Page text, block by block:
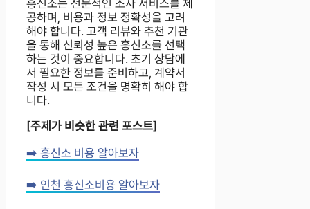
흥신소는 전문적인 조사 서비스를 제
공하며, 비용과 정보 정확성을 고려
해야 합니다. 고객 리뷰와 추천 기관
을 통해 신뢰성 높은 흥신소를 선택
하는 것이 중요합니다. 초기 상담에
서 필요한 정보를 준비하고, 계약서
작성 시 모든 조건을 명확히 해야 합
니다.
[주제가 비슷한 관련 포스트]
➡️ 흥신소 비용 알아보자
➡️ 인천 흥신소비용 알아보자